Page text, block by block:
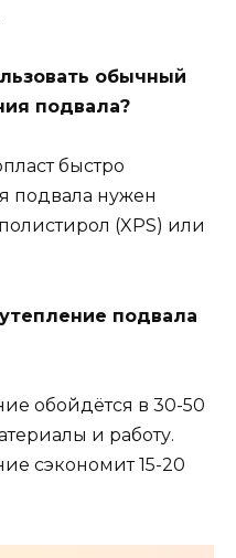
обычный
подвала?
быстро
подвала нужен
(XPS) или
подвала
обойдётся в 30-50
и работу.
сэкономит 15-20